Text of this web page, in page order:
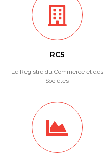
RCS
Le Registre du Commerce et des
Sociétés